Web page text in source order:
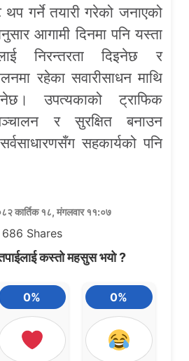
गर्ने तयारी गरेको जनाएको
आगामी दिनमा पनि यस्ता
निरन्तरता दिइनेछ र
रहेका सवारीसाधन माथि
उपत्यकाको ट्राफिक
र सुरक्षित बनाउन
सहकार्यको पनि
कार्तिक १८, मंगलवार ११:०७
686 Shares
कस्तो महसुस भयो ?
0% 0%